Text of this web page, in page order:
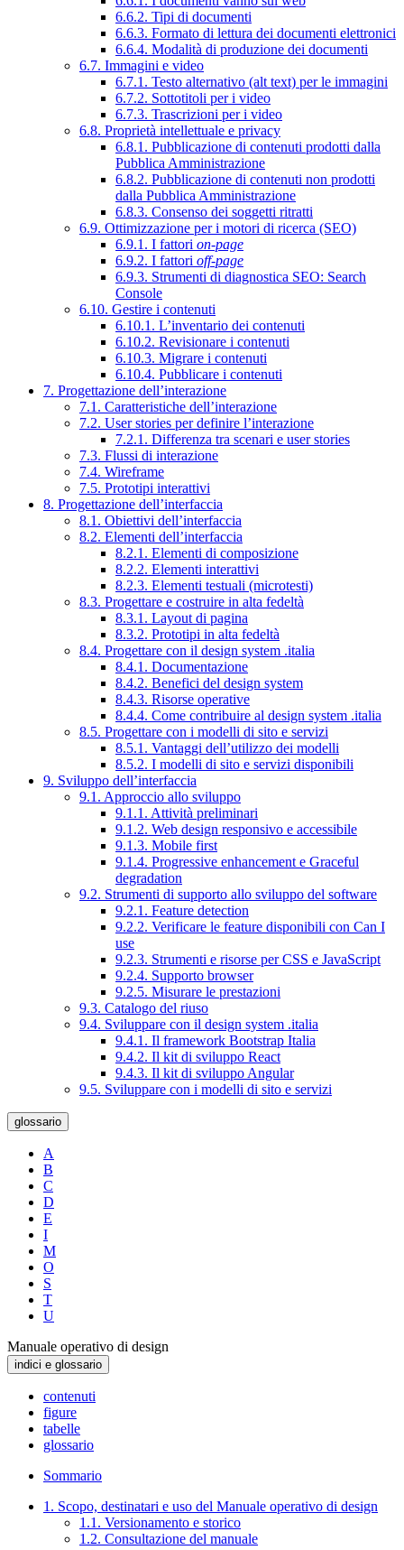
6.6.2. Tipi di documenti
6.6.3. Formato di lettura dei documenti elettronici
6.6.4. Modalità di produzione dei documenti
6.7. Immagini e video
6.7.1. Testo alternativo (alt text) per le immagini
6.7.2. Sottotitoli per i video
6.7.3. Trascrizioni per i video
6.8. Proprietà intellettuale e privacy
6.8.1. Pubblicazione di contenuti prodotti dalla
Pubblica Amministrazione
6.8.2. Pubblicazione di contenuti non prodotti
dalla Pubblica Amministrazione
6.8.3. Consenso dei soggetti ritratti
6.9. Ottimizzazione per i motori di ricerca (SEO)
6.9.1. I fattori on-page
6.9.2. I fattori off-page
6.9.3. Strumenti di diagnostica SEO: Search
Console
6.10. Gestire i contenuti
6.10.1. L’inventario dei contenuti
6.10.2. Revisionare i contenuti
6.10.3. Migrare i contenuti
6.10.4. Pubblicare i contenuti
7. Progettazione dell’interazione
7.1. Caratteristiche dell’interazione
7.2. User stories per definire l’interazione
7.2.1. Differenza tra scenari e user stories
7.3. Flussi di interazione
7.4. Wireframe
7.5. Prototipi interattivi
8. Progettazione dell’interfaccia
8.1. Obiettivi dell’interfaccia
8.2. Elementi dell’interfaccia
8.2.1. Elementi di composizione
8.2.2. Elementi interattivi
8.2.3. Elementi testuali (microtesti)
8.3. Progettare e costruire in alta fedeltà
8.3.1. Layout di pagina
8.3.2. Prototipi in alta fedeltà
8.4. Progettare con il design system .italia
8.4.1. Documentazione
8.4.2. Benefici del design system
8.4.3. Risorse operative
8.4.4. Come contribuire al design system .italia
8.5. Progettare con i modelli di sito e servizi
8.5.1. Vantaggi dell’utilizzo dei modelli
8.5.2. I modelli di sito e servizi disponibili
9. Sviluppo dell’interfaccia
9.1. Approccio allo sviluppo
9.1.1. Attività preliminari
9.1.2. Web design responsivo e accessibile
9.1.3. Mobile first
9.1.4. Progressive enhancement e Graceful
degradation
9.2. Strumenti di supporto allo sviluppo del software
9.2.1. Feature detection
9.2.2. Verificare le feature disponibili con Can I
use
9.2.3. Strumenti e risorse per CSS e JavaScript
9.2.4. Supporto browser
9.2.5. Misurare le prestazioni
9.3. Catalogo del riuso
9.4. Sviluppare con il design system .italia
9.4.1. Il framework Bootstrap Italia
9.4.2. Il kit di sviluppo React
9.4.3. Il kit di sviluppo Angular
9.5. Sviluppare con i modelli di sito e servizi
glossario
A
B
C
D
E
I
M
O
S
T
U
Manuale operativo di design
indici e glossario
contenuti
figure
tabelle
glossario
Sommario
1. Scopo, destinatari e uso del Manuale operativo di design
1.1. Versionamento e storico
1.2. Consultazione del manuale